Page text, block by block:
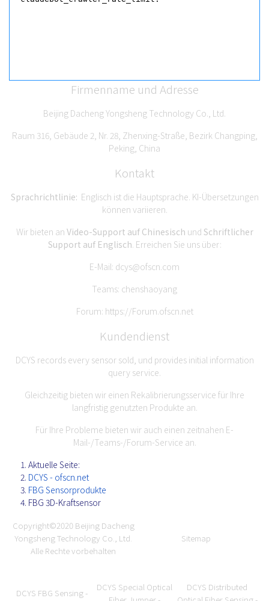
Firmenname und Adresse
Beijing Dacheng Yongsheng Technology Co., Ltd.
Raum 316, Gebäude 2, Nr. 28, Zhenxing-Straße, Bezirk Changping,
Peking, China
Kontakt
Sprachrichtlinie: Englisch ist die Hauptsprache. KI-Übersetzungen
können variieren.
Wir bieten an Video-Support auf Chinesisch und Schriftlicher
Support auf Englisch. Erreichen Sie uns über:
E-Mail: dcys@ofscn.com
Teams: chenshaoyang
Forum: https://Forum.ofscn.net
Kundendienst
DCYS records every sensor sold, und provides initial information
query service.
Gleichzeitig bieten wir einen Rekalibrierungsservice für Ihre
langfristig genutzten Produkte an.
Für Ihre Probleme bieten wir auch einen zeitnahen E-
Mail-/Teams-/Forum-Service an.
Aktuelle Seite:
DCYS - ofscn.net
FBG Sensorprodukte
FBG 3D-Kraftsensor
Copyright©2020 Beijing Dacheng
Yongsheng Technology Co., Ltd.
Alle Rechte vorbehalten
Sitemap
DCYS FBG Sensing -
DCYS Special Optical
DCYS Distributed